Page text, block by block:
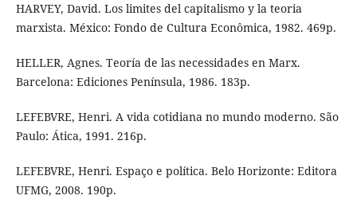
HARVEY, David. Los limites del capitalismo y la teoria
marxista. México: Fondo de Cultura Econômica, 1982. 469p.
HELLER, Agnes. Teoría de las necessidades en Marx.
Barcelona: Ediciones Península, 1986. 183p.
LEFEBVRE, Henri. A vida cotidiana no mundo moderno. São
Paulo: Ática, 1991. 216p.
LEFEBVRE, Henri. Espaço e política. Belo Horizonte: Editora
UFMG, 2008. 190p.